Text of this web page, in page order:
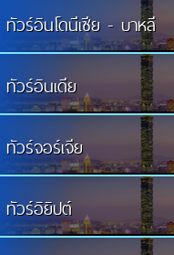
ทัวร์อินโดนีเซีย - บาหลี
ทัวร์อินเดีย
ทัวร์จอร์เจีย
ทัวร์อิยิปต์